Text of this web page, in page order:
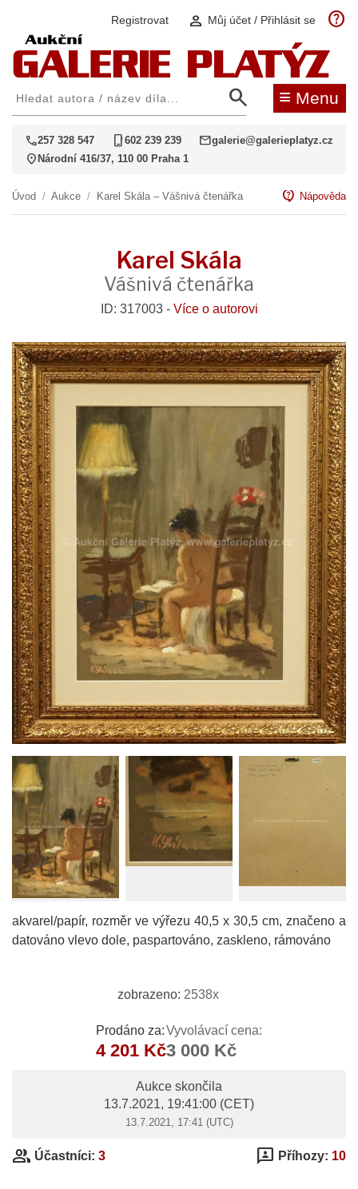
Registrovat person Můj účet / Přihlásit se help
search ≡ Menu
call257 328 547 phone_iphone602 239 239 mailgalerie@galerieplatyz.cz
location_on Národní 416/37, 110 00 Praha 1
Úvod / Aukce / Karel Skála – Vášnivá čtenářka contact_support Nápověda
Karel Skála
Vášnivá čtenářka
ID: 317003 - Více o autorovi
akvarel/papír, rozměr ve výřezu 40,5 x 30,5 cm, značeno a
datováno vlevo dole, paspartováno, zaskleno, rámováno
zobrazeno: 2538x
Prodáno za:
4 201 Kč
Vyvolávací cena:
3 000 Kč
Aukce skončila
13.7.2021, 19:41:00 (CET)
13.7.2021, 17:41 (UTC)
group Účastníci: 3 3p Příhozy: 10